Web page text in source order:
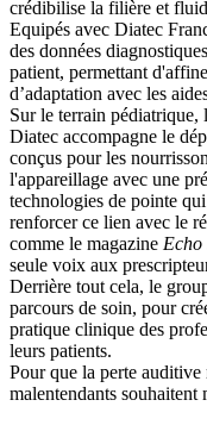
crédibilise la filière et
Equipés avec Diatec
des données
patient, permettant
d’adaptation avec les
Sur le terrain pédiatrique,
Diatec accompagne le
conçus pour les
l'appareillage avec une
technologies de pointe
renforcer ce lien avec le
comme le magazine
seule voix aux
Derrière tout cela, le
parcours de soin, pour
pratique clinique des
leurs patients.
Pour que la perte auditive
malentendants souhaitent